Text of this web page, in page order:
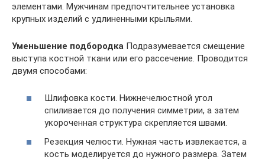
элементами. Мужчинам предпочтительнее установка
крупных изделий с удлиненными крыльями.
Уменьшение подбородка Подразумевается смещение
выступа костной ткани или его рассечение. Проводится
двумя способами:
Шлифовка кости. Нижнечелюстной угол
спиливается до получения симметрии, а затем
укороченная структура скрепляется швами.
Резекция челюсти. Нужная часть извлекается, а
кость моделируется до нужного размера. Затем